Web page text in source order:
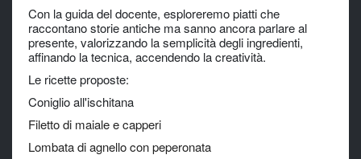
Con la guida del docente, esploreremo piatti che
raccontano storie antiche ma sanno ancora parlare al
presente, valorizzando la semplicità degli ingredienti,
affinando la tecnica, accendendo la creatività.
Le ricette proposte:
Coniglio all'ischitana
Filetto di maiale e capperi
Lombata di agnello con peperonata